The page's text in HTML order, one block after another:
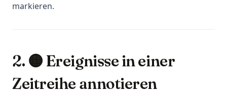
markieren.
2. 🟠 Ereignisse in einer
Zeitreihe annotieren